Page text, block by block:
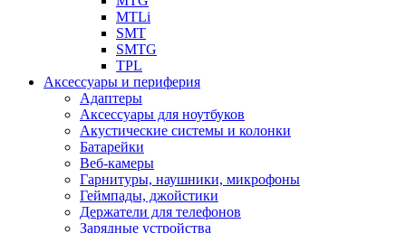
MTLi
SMT
SMTG
TPL
Аксессуары и периферия
Адаптеры
Аксессуары для ноутбуков
Акустические системы и колонки
Батарейки
Веб-камеры
Гарнитуры, наушники, микрофоны
Геймпады, джойстики
Держатели для телефонов
Зарядные устройства